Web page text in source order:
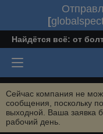
[
Найдётся всё: от
Сейчас компания не
сообщения, поскольку
выходной. Ваша заявка
рабочий день.